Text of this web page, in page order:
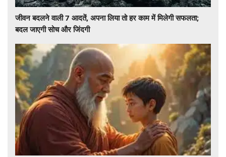
जीवन बदलने वाली 7 आदतें, अपना लिया तो हर काम में मिलेगी सफलता;
बदल जाएगी सोच और जिंदगी